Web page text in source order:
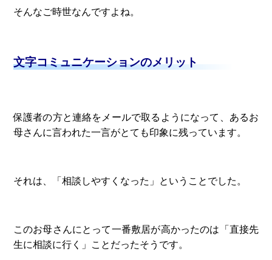
そんなご時世なんですよね。
文字コミュニケーションのメリット
保護者の方と連絡をメールで取るようになって、あるお
母さんに言われた一言がとても印象に残っています。
それは、「相談しやすくなった」ということでした。
このお母さんにとって一番敷居が高かったのは「直接先
生に相談に行く」ことだったそうです。